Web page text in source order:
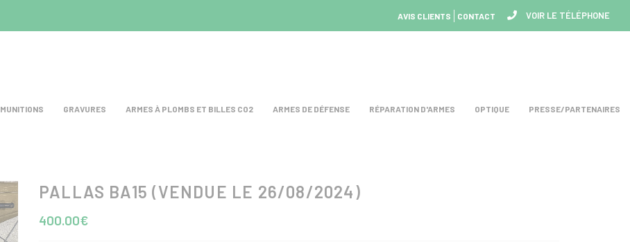
VOIR LE TÉLÉPHONE
AVIS CLIENTS CONTACT
MUNITIONS GRAVURES ARMES À PLOMBS ET BILLES CO2 ARMES DE DÉFENSE RÉPARATION D'ARMES OPTIQUE PRESSE/PARTENAIRES
PALLAS BA15 (VENDUE LE 26/08/2024)
400.00€